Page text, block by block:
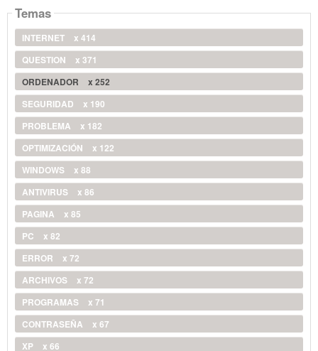
Temas
INTERNET
x 414
QUESTION
x 371
ORDENADOR
x 252
SEGURIDAD
x 190
PROBLEMA
x 182
OPTIMIZACIÓN
x 122
WINDOWS
x 88
ANTIVIRUS
x 86
PAGINA
x 85
PC
x 82
ERROR
x 72
ARCHIVOS
x 72
PROGRAMAS
x 71
CONTRASEÑA
x 67
XP
x 66